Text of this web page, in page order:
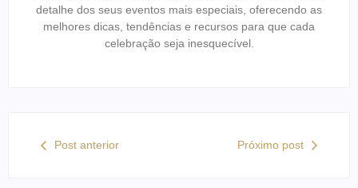
detalhe dos seus eventos mais especiais, oferecendo as
melhores dicas, tendências e recursos para que cada
celebração seja inesquecível.
Post anterior Próximo post